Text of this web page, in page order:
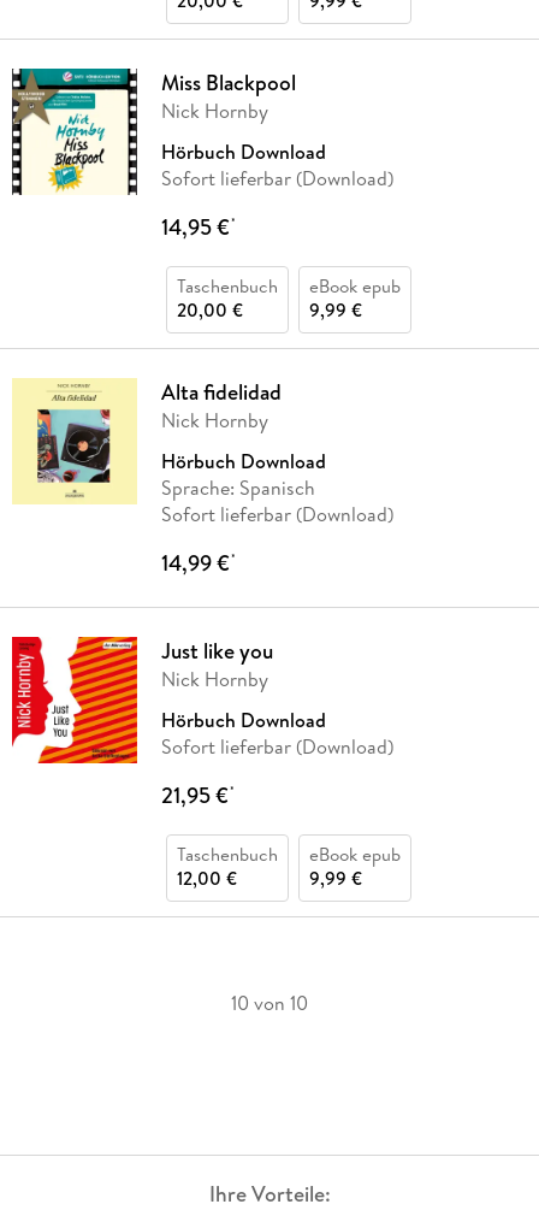
Miss Blackpool
Nick Hornby
Hörbuch Download
Sofort lieferbar (Download)
14,95 €*
Taschenbuch
20,00 €
eBook epub
9,99 €
Alta fidelidad
Nick Hornby
Hörbuch Download
Sprache: Spanisch
Sofort lieferbar (Download)
14,99 €*
Just like you
Nick Hornby
Hörbuch Download
Sofort lieferbar (Download)
21,95 €*
Taschenbuch
12,00 €
eBook epub
9,99 €
10 von 10
Ihre Vorteile: